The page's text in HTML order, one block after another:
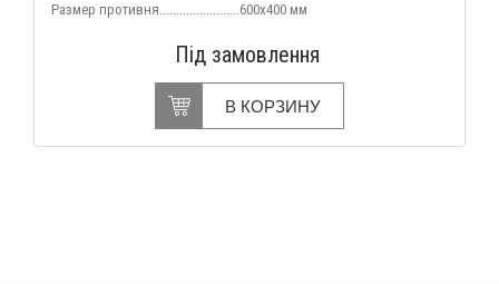
Размер противня........................600х400 мм
Під замовлення
В КОРЗИНУ